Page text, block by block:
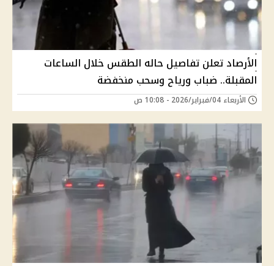
الأرصاد تعلن تفاصيل حاله الطقس خلال الساعات
المقبلة.. ضباب ورياح وسحب منخفضة
الأربعاء 04/فبراير/2026 - 10:08 ص